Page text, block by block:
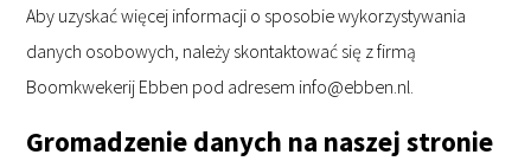
Aby uzyskać więcej informacji o sposobie wykorzystywania
danych osobowych, należy skontaktować się z firmą
Boomkwekerij Ebben pod adresem info@ebben.nl.
Gromadzenie danych na naszej stronie